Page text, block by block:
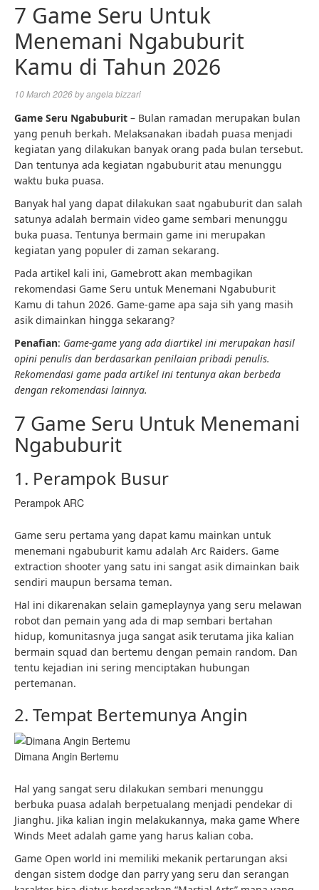
7 Game Seru Untuk
Menemani Ngabuburit
Kamu di Tahun 2026
10 March 2026byangela bizzari
Game Seru Ngabuburit – Bulan ramadan merupakan bulan
yang penuh berkah. Melaksanakan ibadah puasa menjadi
kegiatan yang dilakukan banyak orang pada bulan tersebut.
Dan tentunya ada kegiatan ngabuburit atau menunggu
waktu buka puasa.
Banyak hal yang dapat dilakukan saat ngabuburit dan salah
satunya adalah bermain video game sembari menunggu
buka puasa. Tentunya bermain game ini merupakan
kegiatan yang populer di zaman sekarang.
Pada artikel kali ini, Gamebrott akan membagikan
rekomendasi Game Seru untuk Menemani Ngabuburit
Kamu di tahun 2026. Game-game apa saja sih yang masih
asik dimainkan hingga sekarang?
Penafian: Game-game yang ada diartikel ini merupakan hasil
opini penulis dan berdasarkan penilaian pribadi penulis.
Rekomendasi game pada artikel ini tentunya akan berbeda
dengan rekomendasi lainnya.
7 Game Seru Untuk Menemani
Ngabuburit
1. Perampok Busur
Perampok ARC
Game seru pertama yang dapat kamu mainkan untuk
menemani ngabuburit kamu adalah Arc Raiders. Game
extraction shooter yang satu ini sangat asik dimainkan baik
sendiri maupun bersama teman.
Hal ini dikarenakan selain gameplaynya yang seru melawan
robot dan pemain yang ada di map sembari bertahan
hidup, komunitasnya juga sangat asik terutama jika kalian
bermain squad dan bertemu dengan pemain random. Dan
tentu kejadian ini sering menciptakan hubungan
pertemanan.
2. Tempat Bertemunya Angin
Dimana Angin Bertemu
Hal yang sangat seru dilakukan sembari menunggu
berbuka puasa adalah berpetualang menjadi pendekar di
Jianghu. Jika kalian ingin melakukannya, maka game Where
Winds Meet adalah game yang harus kalian coba.
Game Open world ini memiliki mekanik pertarungan aksi
dengan sistem dodge dan parry yang seru dan serangan